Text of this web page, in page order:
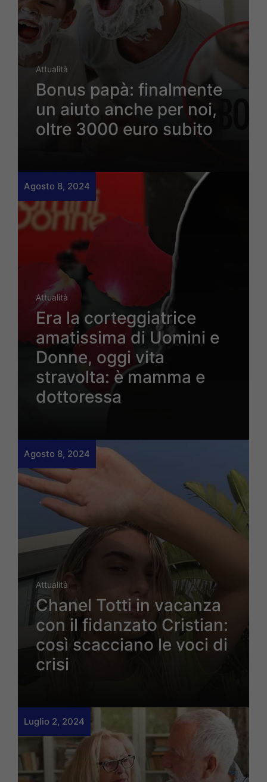
Attualità
Bonus papà: finalmente
un aiuto anche per noi,
oltre 3000 euro subito
Agosto 8, 2024
Attualità
Era la corteggiatrice
amatissima di Uomini e
Donne, oggi vita
stravolta: è mamma e
dottoressa
Agosto 8, 2024
Attualità
Chanel Totti in vacanza
con il fidanzato Cristian:
così scacciano le voci di
crisi
Luglio 2, 2024